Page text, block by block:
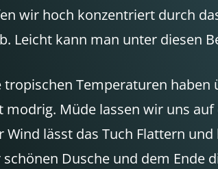
wir hoch konzentriert durch
Leicht kann man unter diesen
Temperaturen haben
Müde lassen wir uns
lässt das Tuch Flattern
Dusche und dem Ende